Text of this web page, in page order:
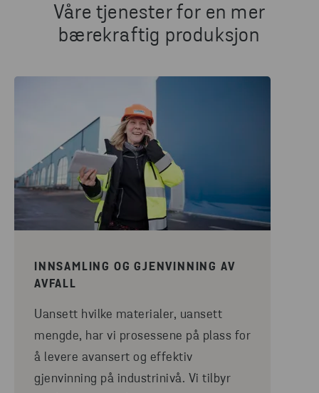
Våre tjenester for en mer
bærekraftig produksjon
INNSAMLING OG GJENVINNING AV
AVFALL
Uansett hvilke materialer, uansett
mengde, har vi prosessene på plass for
å levere avansert og effektiv
gjenvinning på industrinivå. Vi tilbyr